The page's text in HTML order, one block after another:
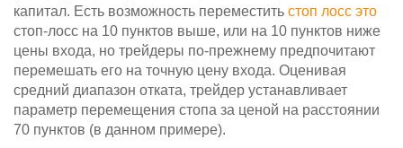
капитал. Есть возможность переместить стоп лосс это
стоп-лосс на 10 пунктов выше, или на 10 пунктов ниже
цены входа, но трейдеры по-прежнему предпочитают
перемешать его на точную цену входа. Оценивая
средний диапазон отката, трейдер устанавливает
параметр перемещения стопа за ценой на расстоянии
70 пунктов (в данном примере).